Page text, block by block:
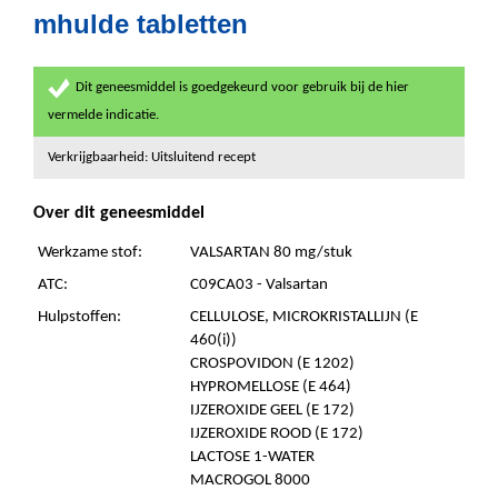
mhulde tabletten
Dit geneesmiddel is goedgekeurd voor gebruik bij de hier
vermelde indicatie.
Verkrijgbaarheid: Uitsluitend recept
Over dit geneesmiddel
Werkzame stof:
VALSARTAN 80 mg/stuk
ATC:
C09CA03 - Valsartan
Hulpstoffen:
CELLULOSE, MICROKRISTALLIJN (E
460(i))
CROSPOVIDON (E 1202)
HYPROMELLOSE (E 464)
IJZEROXIDE GEEL (E 172)
IJZEROXIDE ROOD (E 172)
LACTOSE 1-WATER
MACROGOL 8000